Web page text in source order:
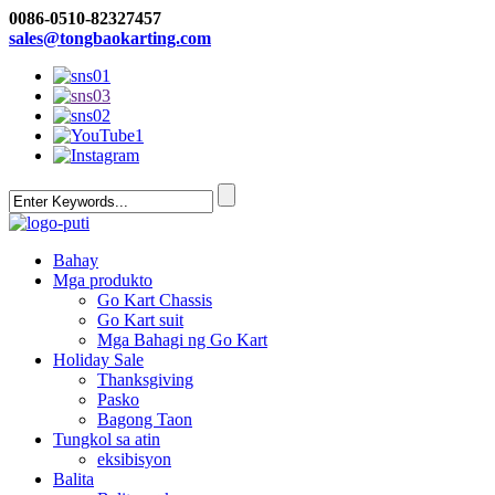
0086-0510-82327457
sales@tongbaokarting.com
Bahay
Mga produkto
Go Kart Chassis
Go Kart suit
Mga Bahagi ng Go Kart
Holiday Sale
Thanksgiving
Pasko
Bagong Taon
Tungkol sa atin
eksibisyon
Balita